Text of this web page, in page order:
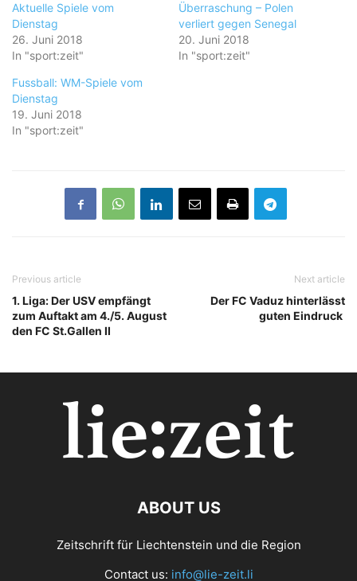
Aktuelle Spiele vom
Dienstag
26. Juni 2018
In "sport:zeit"
Überraschung – Polen
verliert gegen Senegal
20. Juni 2018
In "sport:zeit"
Fussball: WM-Spiele vom
Dienstag
19. Juni 2018
In "sport:zeit"
Previous article
1. Liga: Der USV empfängt
zum Auftakt am 4./5. August
den FC St.Gallen II
Next article
Der FC Vaduz hinterlässt
guten Eindruck
ABOUT US
Zeitschrift für Liechtenstein und die Region
Contact us: info@lie-zeit.li